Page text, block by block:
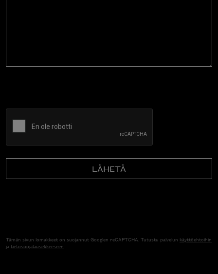
Tämän sivun lomakkeet on suojannut Googlen reCAPTCHA. Tutustu palvelun käyttöehtoihin
jatietosuojalausekkeeseen